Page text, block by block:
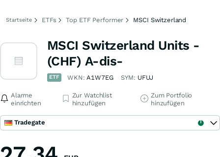
Startseite ETFs Top ETF Performer MSCI Switzerland
MSCI Switzerland Units -
(CHF) A-dis-
ETF WKN:A1W7EG SYM: UFUJ
Alarme
einrichten
Zur Watchlist
hinzufügen
Zum Portfolio
hinzufügen
Tradegate